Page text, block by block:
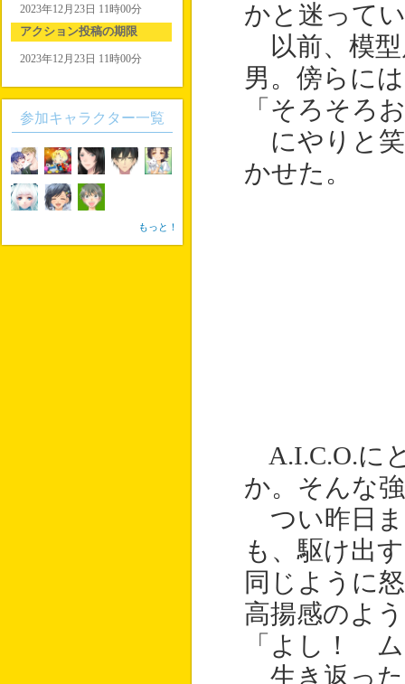
かと迷って
以前、模型
男。傍らに
「そろそろ
にやりと笑
かせた。
A.I.C.O.に
か。そんな
つい昨日ま
も、駆け出
同じように
高揚感のよ
「よし！
生き返った
2023年12月23日 11時00分
アクション投稿の期限
2023年12月23日 11時00分
参加キャラクター一覧
もっと！